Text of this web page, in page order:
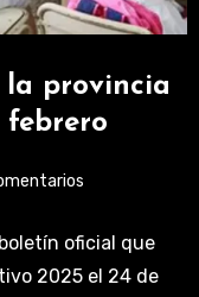
la provincia
febrero
oficial que
2025 el 24 de